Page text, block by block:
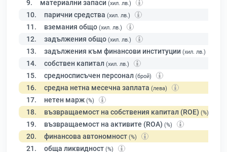
9. материални запаси (хил. лв.)
10. парични средства (хил. лв.)
11. вземания общо (хил. лв.)
12. задължения общо (хил. лв.)
13. задължения към финансови институции (хил. лв.)
14. собствен капитал (хил. лв.)
15. средносписъчен персонал (брой)
16. средна нетна месечна заплата (лева)
17. нетен марж (%)
18. възвращаемост на собствения капитал (ROE) (%)
19. възвращаемост на активите (ROA) (%)
20. финансова автономност (%)
21. обща ликвидност (%)